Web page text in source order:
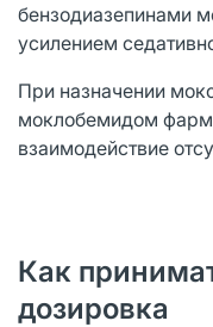
бензодиазепинами
усилением
При назначении
моклобемидом
взаимодействие
Как
дозировка